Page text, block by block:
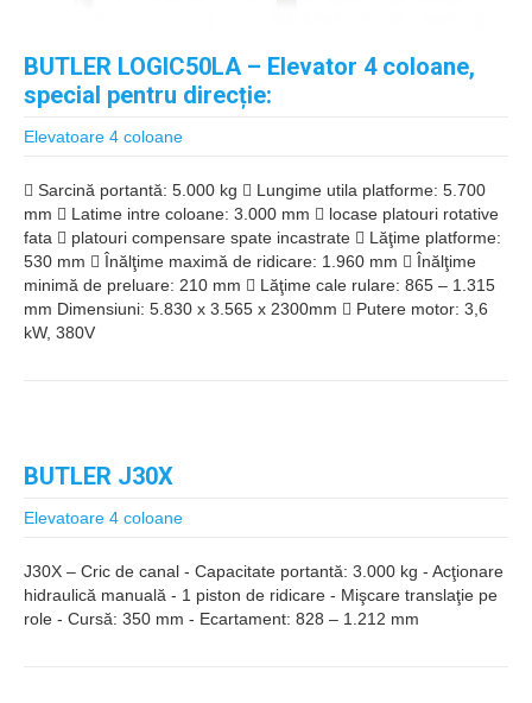
BUTLER LOGIC50LA – Elevator 4 coloane,
special pentru direcție:
Elevatoare 4 coloane
 Sarcină portantă: 5.000 kg  Lungime utila platforme: 5.700
mm  Latime intre coloane: 3.000 mm  locase platouri rotative
fata  platouri compensare spate incastrate  Lăţime platforme:
530 mm  Înălţime maximă de ridicare: 1.960 mm  Înălţime
minimă de preluare: 210 mm  Lăţime cale rulare: 865 – 1.315
mm Dimensiuni: 5.830 x 3.565 x 2300mm  Putere motor: 3,6
kW, 380V
BUTLER J30X
Elevatoare 4 coloane
J30X – Cric de canal - Capacitate portantă: 3.000 kg - Acţionare
hidraulică manuală - 1 piston de ridicare - Mişcare translaţie pe
role - Cursă: 350 mm - Ecartament: 828 – 1.212 mm